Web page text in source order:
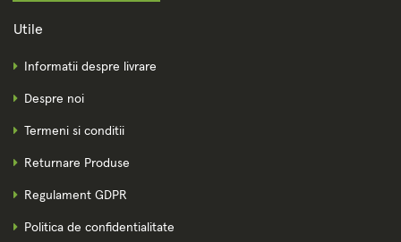
Utile
Informatii despre livrare
Despre noi
Termeni si conditii
Returnare Produse
Regulament GDPR
Politica de confidentialitate